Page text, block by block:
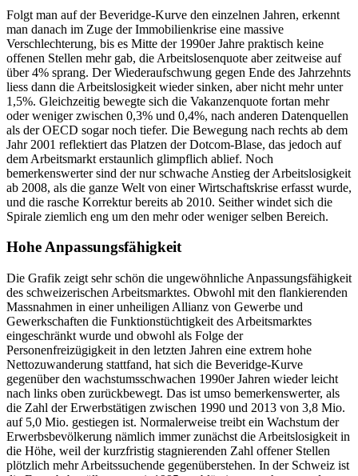
Folgt man auf der Beveridge-Kurve den einzelnen Jahren, erkennt
man danach im Zuge der Immobilienkrise eine massive
Verschlechterung, bis es Mitte der 1990er Jahre praktisch keine
offenen Stellen mehr gab, die Arbeitslosenquote aber zeitweise auf
über 4% sprang. Der Wiederaufschwung gegen Ende des Jahrzehnts
liess dann die Arbeitslosigkeit wieder sinken, aber nicht mehr unter
1,5%. Gleichzeitig bewegte sich die Vakanzenquote fortan mehr
oder weniger zwischen 0,3% und 0,4%, nach anderen Datenquellen
als der OECD sogar noch tiefer. Die Bewegung nach rechts ab dem
Jahr 2001 reflektiert das Platzen der Dotcom-Blase, das jedoch auf
dem Arbeitsmarkt erstaunlich glimpflich ablief. Noch
bemerkenswerter sind der nur schwache Anstieg der Arbeitslosigkeit
ab 2008, als die ganze Welt von einer Wirtschaftskrise erfasst wurde,
und die rasche Korrektur bereits ab 2010. Seither windet sich die
Spirale ziemlich eng um den mehr oder weniger selben Bereich.
Hohe Anpassungsfähigkeit
Die Grafik zeigt sehr schön die ungewöhnliche Anpassungsfähigkeit
des schweizerischen Arbeitsmarktes. Obwohl mit den flankierenden
Massnahmen in einer unheiligen Allianz von Gewerbe und
Gewerkschaften die Funktionstüchtigkeit des Arbeitsmarktes
eingeschränkt wurde und obwohl als Folge der
Personenfreizügigkeit in den letzten Jahren eine extrem hohe
Nettozuwanderung stattfand, hat sich die Beveridge-Kurve
gegenüber den wachstumsschwachen 1990er Jahren wieder leicht
nach links oben zurückbewegt. Das ist umso bemerkenswerter, als
die Zahl der Erwerbstätigen zwischen 1990 und 2013 von 3,8 Mio.
auf 5,0 Mio. gestiegen ist. Normalerweise treibt ein Wachstum der
Erwerbsbevölkerung nämlich immer zunächst die Arbeitslosigkeit in
die Höhe, weil der kurzfristig stagnierenden Zahl offener Stellen
plötzlich mehr Arbeitssuchende gegenüberstehen. In der Schweiz ist